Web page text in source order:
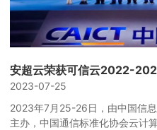
安超云荣获可信云2022-
2023-07-25
2023年7月25-26日，由中国信
主办，中国通信标准化协会云计